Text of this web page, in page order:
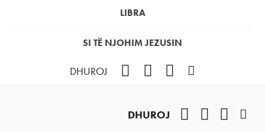
LIBRA
SI TË NJOHIM JEZUSIN
DHUROJ Instagram
DHUROJ YouTube